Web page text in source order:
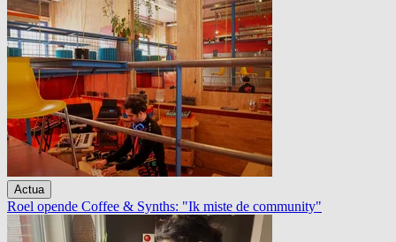
Actua
Roel opende Coffee & Synths: "Ik miste de community"